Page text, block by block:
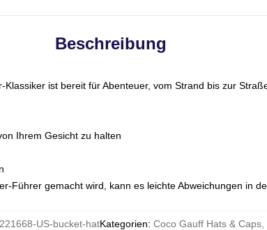
Beschreibung
ist bereit für Abenteuer, vom Strand bis zur
Ihrem Gesicht zu halten
Führer gemacht wird, kann es leichte Abweichungen in
US-bucket-hatKategorien: Coco Gauff Hats & Caps